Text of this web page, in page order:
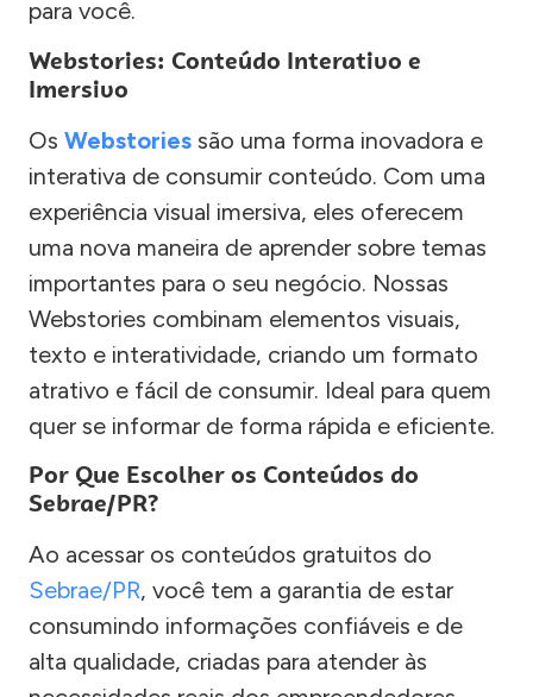
para você.
Webstories: Conteúdo Interativo e
Imersivo
Os Webstories são uma forma inovadora e
interativa de consumir conteúdo. Com uma
experiência visual imersiva, eles oferecem
uma nova maneira de aprender sobre temas
importantes para o seu negócio. Nossas
Webstories combinam elementos visuais,
texto e interatividade, criando um formato
atrativo e fácil de consumir. Ideal para quem
quer se informar de forma rápida e eficiente.
Por Que Escolher os Conteúdos do
Sebrae/PR?
Ao acessar os conteúdos gratuitos do
Sebrae/PR, você tem a garantia de estar
consumindo informações confiáveis e de
alta qualidade, criadas para atender às